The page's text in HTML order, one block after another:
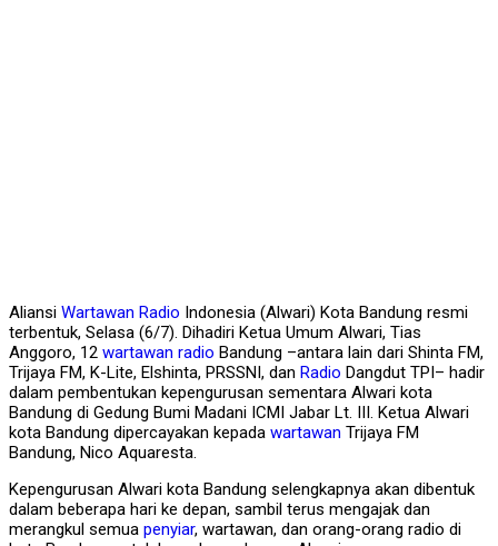
Aliansi Wartawan Radio Indonesia (Alwari) Kota Bandung resmi
terbentuk, Selasa (6/7). Dihadiri Ketua Umum Alwari, Tias
Anggoro, 12 wartawan radio Bandung –antara lain dari Shinta FM,
Trijaya FM, K-Lite, Elshinta, PRSSNI, dan Radio Dangdut TPI– hadir
dalam pembentukan kepengurusan sementara Alwari kota
Bandung di Gedung Bumi Madani ICMI Jabar Lt. III. Ketua Alwari
kota Bandung dipercayakan kepada wartawan Trijaya FM
Bandung, Nico Aquaresta.
Kepengurusan Alwari kota Bandung selengkapnya akan dibentuk
dalam beberapa hari ke depan, sambil terus mengajak dan
merangkul semua penyiar, wartawan, dan orang-orang radio di